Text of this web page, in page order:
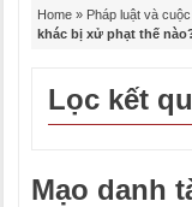
Home » Pháp luật và
khác bị xử phạt thế
Lọc kết
Mạo danh